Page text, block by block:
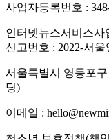
사업자등록번호 :
인터넷뉴스서비스사
신고번호 : 2022-서울
서울특별시 영등포
딩)
이메일 :